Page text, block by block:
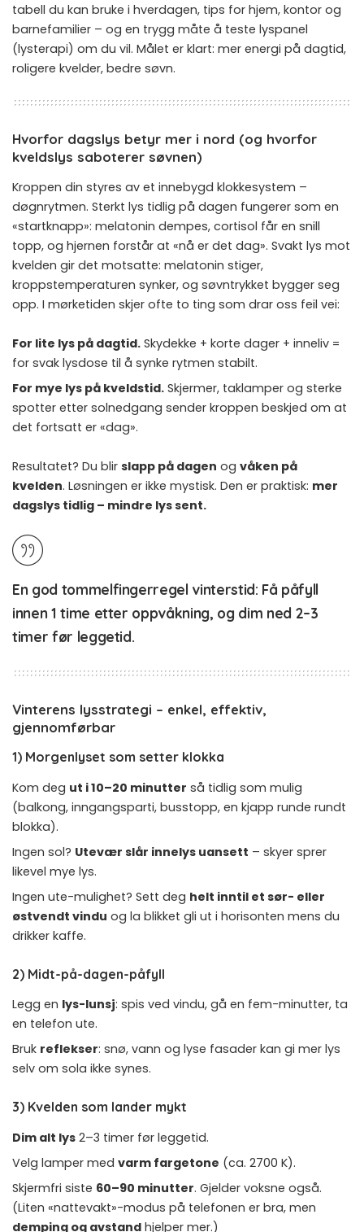
tabell du kan bruke i hverdagen, tips for hjem, kontor og
barnefamilier – og en trygg måte å teste lyspanel
(lysterapi) om du vil. Målet er klart: mer energi på dagtid,
roligere kvelder, bedre søvn.
Hvorfor dagslys betyr mer i nord (og hvorfor
kveldslys saboterer søvnen)
Kroppen din styres av et innebygd klokkesystem –
døgnrytmen. Sterkt lys tidlig på dagen fungerer som en
«startknapp»: melatonin dempes, cortisol får en snill
topp, og hjernen forstår at «nå er det dag». Svakt lys mot
kvelden gir det motsatte: melatonin stiger,
kroppstemperaturen synker, og søvntrykket bygger seg
opp. I mørketiden skjer ofte to ting som drar oss feil vei:
For lite lys på dagtid. Skydekke + korte dager + inneliv =
for svak lysdose til å synke rytmen stabilt.
For mye lys på kveldstid. Skjermer, taklamper og sterke
spotter etter solnedgang sender kroppen beskjed om at
det fortsatt er «dag».
Resultatet? Du blir slapp på dagen og våken på
kvelden. Løsningen er ikke mystisk. Den er praktisk: mer
dagslys tidlig – mindre lys sent.
En god tommelfingerregel vinterstid: Få påfyll
innen 1 time etter oppvåkning, og dim ned 2–3
timer før leggetid.
Vinterens lysstrategi – enkel, effektiv,
gjennomførbar
1) Morgenlyset som setter klokka
Kom deg ut i 10–20 minutter så tidlig som mulig
(balkong, inngangsparti, busstopp, en kjapp runde rundt
blokka).
Ingen sol? Utevær slår innelys uansett – skyer sprer
likevel mye lys.
Ingen ute-mulighet? Sett deg helt inntil et sør- eller
østvendt vindu og la blikket gli ut i horisonten mens du
drikker kaffe.
2) Midt-på-dagen-påfyll
Legg en lys-lunsj: spis ved vindu, gå en fem-minutter, ta
en telefon ute.
Bruk reflekser: snø, vann og lyse fasader kan gi mer lys
selv om sola ikke synes.
3) Kvelden som lander mykt
Dim alt lys 2–3 timer før leggetid.
Velg lamper med varm fargetone (ca. 2700 K).
Skjermfri siste 60–90 minutter. Gjelder voksne også.
(Liten «nattevakt»-modus på telefonen er bra, men
demping og avstand hjelper mer.)